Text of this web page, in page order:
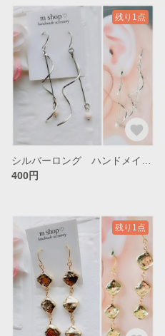
残り1点
400円
残り1点